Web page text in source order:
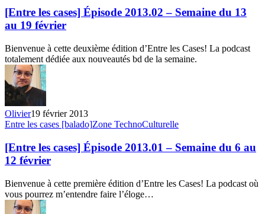
cases]
Épisode
2013.02
Semaine
du
13
au
19
février
[Entre les cases] Épisode 2013.02 – Semaine du 13
au 19 février
Bienvenue à cette deuxième édition d’Entre les Cases! La podcast
totalement dédiée aux nouveautés bd de la semaine.
Olivier19 février 2013
[Entre
cases]
Épisode
2013.01
Semaine
du
Entre les cases [balado]Zone TechnoCulturelle
[Entre les cases] Épisode 2013.01 – Semaine du 6 au
12 février
Bienvenue à cette première édition d’Entre les Cases! La podcast où
vous pourrez m’entendre faire l’éloge…